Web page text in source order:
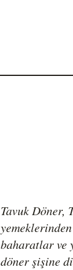
Tavuk Döner,
baharatlar ve
döner şişine